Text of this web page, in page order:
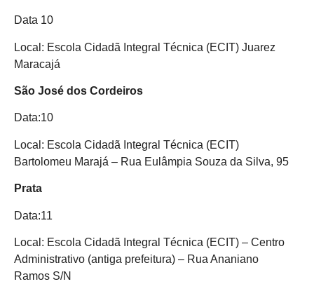
Data 10
Local: Escola Cidadã Integral Técnica (ECIT) Juarez
Maracajá
São José dos Cordeiros
Data:10
Local: Escola Cidadã Integral Técnica (ECIT)
Bartolomeu Marajá – Rua Eulâmpia Souza da Silva, 95
Prata
Data:11
Local: Escola Cidadã Integral Técnica (ECIT) – Centro
Administrativo (antiga prefeitura) – Rua Ananiano
Ramos S/N